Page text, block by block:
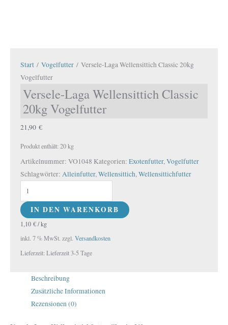
Start / Vogelfutter / Versele-Laga Wellensittich Classic 20kg
Vogelfutter
Versele-Laga Wellensittich Classic
20kg Vogelfutter
21,90 €
Produkt enthält: 20kg
Artikelnummer: VO1048 Kategorien: Exotenfutter,Vogelfutter
Schlagwörter: Alleinfutter,Wellensittich,Wellensittichfutter
IN DEN WARENKORB
1,10 €/kg
inkl. 7 % MwSt. zzgl. Versandkosten
Lieferzeit:Lieferzeit 3-5 Tage
Beschreibung
Zusätzliche Informationen
Rezensionen (0)